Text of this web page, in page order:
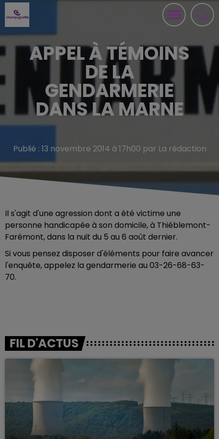
APPEL À TÉMOINS
DE LA
GENDARMERIE
DANS LA MARNE
Publié : 13 novembre 2014 à 17h00 par La rédaction
Il s'agit d'une agression dont a été victime une
personne handicapée à son domicile, à Thiéblemont-
Farémont, dans la nuit du 5 au 6 août dernier.
Si vous pensez disposer d'éléments pour faire avancer
l'enquête, appelez la gendarmerie au 03-26-68-63-
70.
FIL D'ACTUS